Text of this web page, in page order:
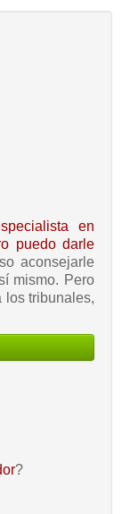
en
puedo darle
aconsejarle
mismo. Pero
los tribunales,
?